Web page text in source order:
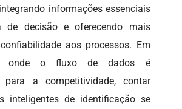
informações essenciais
de decisão e oferecendo mais
aos processos. Em
onde o fluxo de dados é
para a competitividade, contar
inteligentes de identificação se